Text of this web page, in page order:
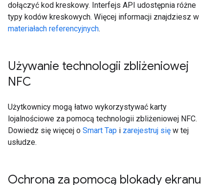
dołączyć kod kreskowy. Interfejs API udostępnia różne
typy kodów kreskowych. Więcej informacji znajdziesz w
materiałach referencyjnych.
Używanie technologii zbliżeniowej
NFC
Użytkownicy mogą łatwo wykorzystywać karty
lojalnościowe za pomocą technologii zbliżeniowej NFC.
Dowiedz się więcej o Smart Tap i zarejestruj się w tej
usłudze.
Ochrona za pomocą blokady ekranu